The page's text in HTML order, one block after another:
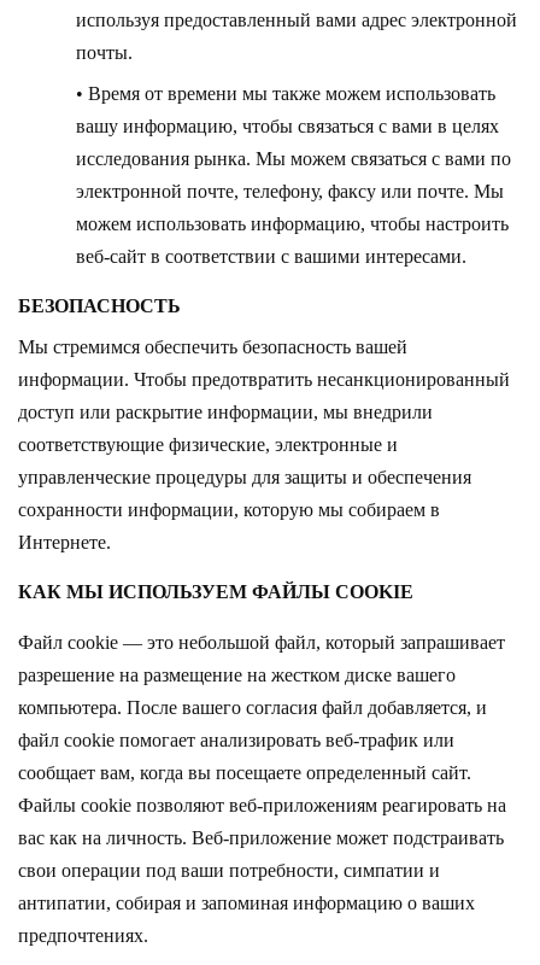
используя предоставленный вами адрес электронной
почты.
• Время от времени мы также можем использовать
вашу информацию, чтобы связаться с вами в целях
исследования рынка. Мы можем связаться с вами по
электронной почте, телефону, факсу или почте. Мы
можем использовать информацию, чтобы настроить
веб-сайт в соответствии с вашими интересами.
БЕЗОПАСНОСТЬ
Мы стремимся обеспечить безопасность вашей
информации. Чтобы предотвратить несанкционированный
доступ или раскрытие информации, мы внедрили
соответствующие физические, электронные и
управленческие процедуры для защиты и обеспечения
сохранности информации, которую мы собираем в
Интернете.
КАК МЫ ИСПОЛЬЗУЕМ ФАЙЛЫ COOKIE
Файл cookie — это небольшой файл, который запрашивает
разрешение на размещение на жестком диске вашего
компьютера. После вашего согласия файл добавляется, и
файл cookie помогает анализировать веб-трафик или
сообщает вам, когда вы посещаете определенный сайт.
Файлы cookie позволяют веб-приложениям реагировать на
вас как на личность. Веб-приложение может подстраивать
свои операции под ваши потребности, симпатии и
антипатии, собирая и запоминая информацию о ваших
предпочтениях.